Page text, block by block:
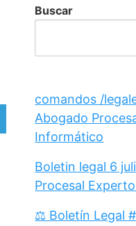
Buscar
comandos /
Abogado
Informático
Boletin legal 6
Procesal
⚖️ Boletín Legal